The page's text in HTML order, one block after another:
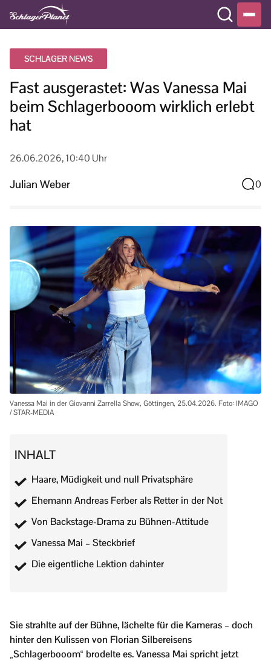
SCHLAGER NEWS
Fast ausgerastet: Was Vanessa Mai
beim Schlagerbooom wirklich erlebt
hat
26.06.2026, 10:40 Uhr
Julian Weber 0
Vanessa Mai in der Giovanni Zarrella Show, Göttingen, 25.04.2026. Foto: IMAGO
/ STAR-MEDIA
INHALT
Haare, Müdigkeit und null Privatsphäre
Ehemann Andreas Ferber als Retter in der Not
Von Backstage-Drama zu Bühnen-Attitude
Vanessa Mai – Steckbrief
Die eigentliche Lektion dahinter
Sie strahlte auf der Bühne, lächelte für die Kameras – doch
hinter den Kulissen von Florian Silbereisens
„Schlagerbooom“ brodelte es. Vanessa Mai spricht jetzt